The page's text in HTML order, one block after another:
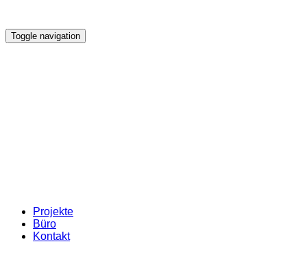
Toggle navigation
Projekte
Büro
Kontakt